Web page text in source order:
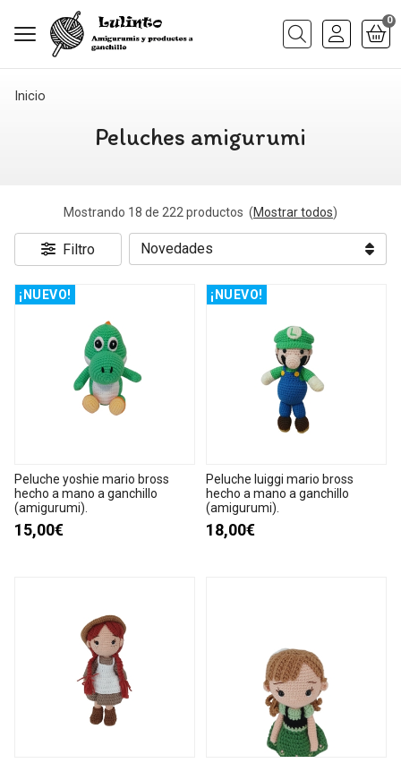
Buscar
0
Inicio
Peluches amigurumi
Mostrando 18 de 222 productos (Mostrar todos)
Filtro
¡NUEVO!
Peluche yoshie mario bross
hecho a mano a ganchillo
(amigurumi).
15,00€
¡NUEVO!
Peluche luiggi mario bross
hecho a mano a ganchillo
(amigurumi).
18,00€